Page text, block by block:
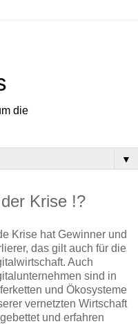
die
▼
Krise !?
Krise hat Gewinner und
das gilt auch für die
Auch
sind in
und Ökosysteme
vernetzten Wirtschaft
und erfahren